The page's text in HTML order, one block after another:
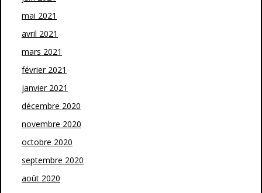
mai 2021
avril 2021
mars 2021
février 2021
janvier 2021
décembre 2020
novembre 2020
octobre 2020
septembre 2020
août 2020